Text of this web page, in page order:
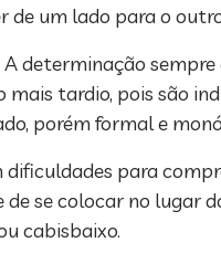
um lado para o
determinação
tardio, pois são
porém formal e
para
se colocar no lugar
cabisbaixo.